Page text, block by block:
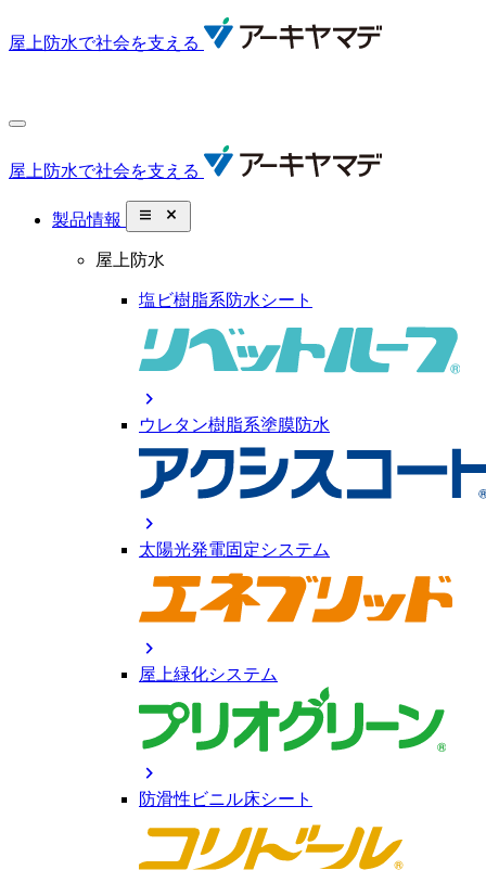
屋上防水で社会を支える
屋上防水で社会を支える
製品情報 close_small
屋上防水
塩ビ樹脂系防水シート
chevron_right
ウレタン樹脂系塗膜防水
chevron_right
太陽光発電固定システム
chevron_right
屋上緑化システム
chevron_right
防滑性ビニル床シート